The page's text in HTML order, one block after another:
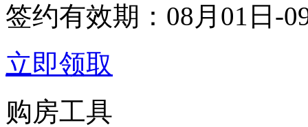
签约有效期： 08月01日-
立即领取
购房工具